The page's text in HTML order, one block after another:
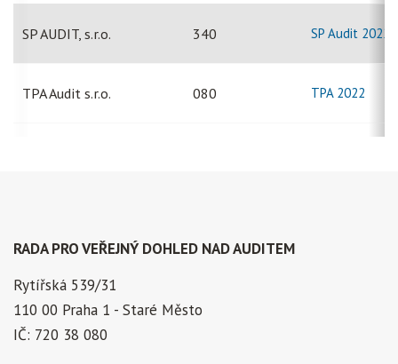
SP AUDIT, s.r.o. 340 SP Audit 2022
TPA Audit s.r.o. 080 TPA 2022
RADA PRO VEŘEJNÝ DOHLED NAD AUDITEM
Rytířská 539/31
110 00 Praha 1 - Staré Město
IČ: 720 38 080